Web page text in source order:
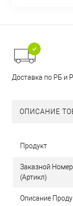
Доставка по РБ и
ОПИСАНИЕ
Продукт
Заказной Номер
(Артикл)
Описание